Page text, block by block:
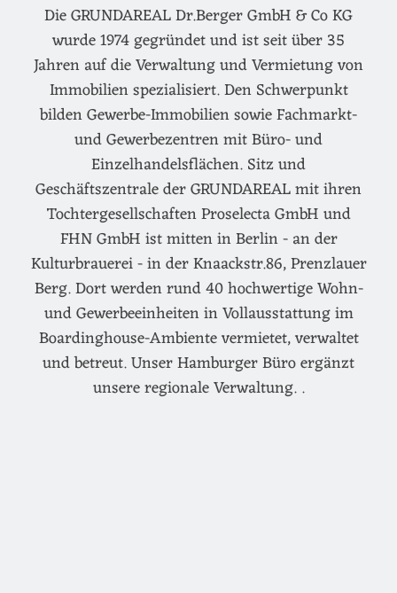
Die GRUNDAREAL Dr.Berger GmbH & Co KG
wurde 1974 gegründet und ist seit über 35
Jahren auf die Verwaltung und Vermietung von
Immobilien spezialisiert. Den Schwerpunkt
bilden Gewerbe-Immobilien sowie Fachmarkt-
und Gewerbezentren mit Büro- und
Einzelhandelsflächen. Sitz und
Geschäftszentrale der GRUNDAREAL mit ihren
Tochtergesellschaften Proselecta GmbH und
FHN GmbH ist mitten in Berlin - an der
Kulturbrauerei - in der Knaackstr.86, Prenzlauer
Berg. Dort werden rund 40 hochwertige Wohn-
und Gewerbeeinheiten in Vollausstattung im
Boardinghouse-Ambiente vermietet, verwaltet
und betreut. Unser Hamburger Büro ergänzt
unsere regionale Verwaltung. .